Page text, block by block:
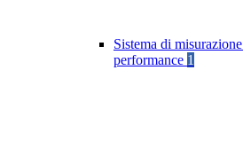
Sistema di
performance 1